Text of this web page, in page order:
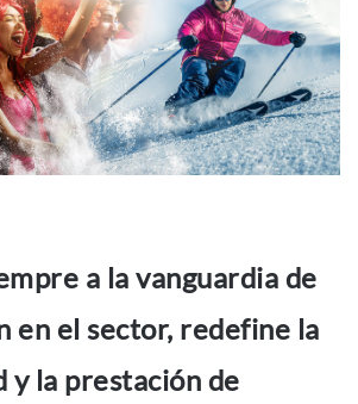
a la vanguardia de
en el sector, redefine la
y la prestación de